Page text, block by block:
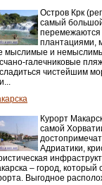
Остров Крк
самый
перемежаются
плантациями,
мыслимые и
галечниковые
чистейшим
Курорт
самой
Адриатики,
– город, который
Выгодное